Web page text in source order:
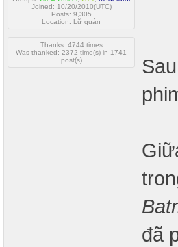
Joined: 10/20/2010(UTC)
Posts: 9,305
Location: Lữ quán
Thanks: 4744 times
Was thanked: 2372 time(s) in 1741
post(s)
đã